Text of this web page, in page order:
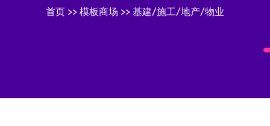
首页 >> 模板商场 >> 基建/施工/地产/物业